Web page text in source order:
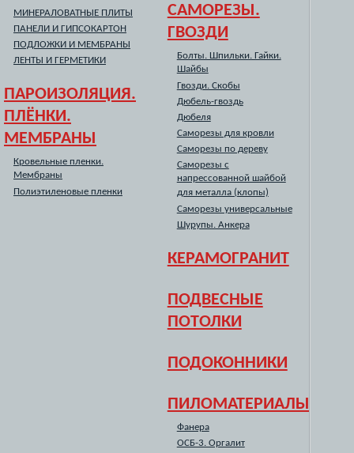
МИНЕРАЛОВАТНЫЕ ПЛИТЫ
ПАНЕЛИ И ГИПСОКАРТОН
ПОДЛОЖКИ И МЕМБРАНЫ
ЛЕНТЫ И ГЕРМЕТИКИ
ПАРОИЗОЛЯЦИЯ.
ПЛЁНКИ.
МЕМБРАНЫ
Кровельные пленки.
Мембраны
Полиэтиленовые пленки
САМОРЕЗЫ.
ГВОЗДИ
Болты. Шпильки. Гайки.
Шайбы
Гвозди. Скобы
Дюбель-гвоздь
Дюбеля
Саморезы для кровли
Саморезы по дереву
Саморезы с
напрессованной шайбой
для металла (клопы)
Саморезы универсальные
Шурупы. Анкера
КЕРАМОГРАНИТ
ПОДВЕСНЫЕ
ПОТОЛКИ
ПОДОКОННИКИ
ПИЛОМАТЕРИАЛЫ
Фанера
ОСБ-3. Оргалит